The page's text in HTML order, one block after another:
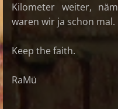
Kilometer weiter,
waren wir ja schon mal.
Keep the faith.
RaMü